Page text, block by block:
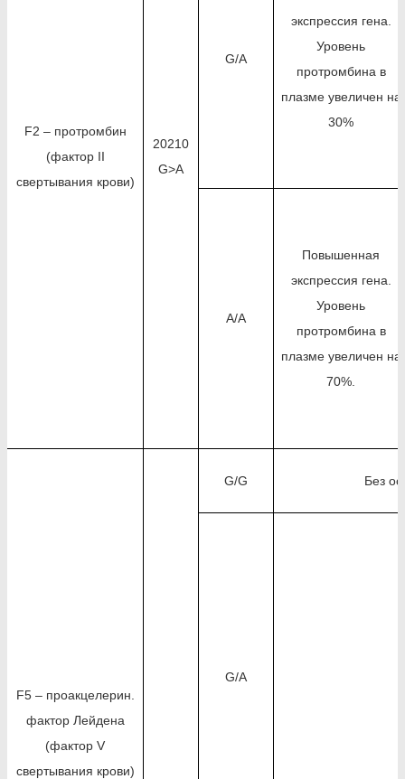
F2 – протромбин
(фактор II
свертывания крови)
20210
G>A
G/A
экспрессия гена.
Уровень
протромбина в
плазме увеличен на
30%
A/A
Повышенная
экспрессия гена.
Уровень
протромбина в
плазме увеличен на
70%.
F5 – проакцелерин.
фактор Лейдена
(фактор V
свертывания крови)
G/G Без
G/A